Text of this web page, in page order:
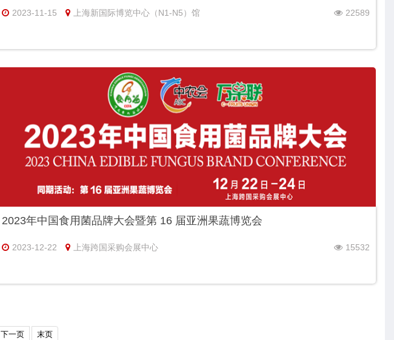
2023-11-15 上海新国际博览中心（N1-N5）馆 22589
2023年中国食用菌品牌大会暨第 16 届亚洲果蔬博览会
2023-12-22 上海跨国采购会展中心 15532
下一页 末页